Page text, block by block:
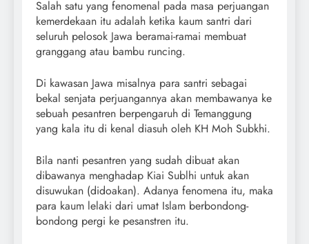
Salah satu yang fenomenal pada masa perjuangan
kemerdekaan itu adalah ketika kaum santri dari
seluruh pelosok Jawa beramai-ramai membuat
granggang atau bambu runcing.
Di kawasan Jawa misalnya para santri sebagai
bekal senjata perjuangannya akan membawanya ke
sebuah pesantren berpengaruh di Temanggung
yang kala itu di kenal diasuh oleh KH Moh Subkhi.
Bila nanti pesantren yang sudah dibuat akan
dibawanya menghadap Kiai Sublhi untuk akan
disuwukan (didoakan). Adanya fenomena itu, maka
para kaum lelaki dari umat Islam berbondong-
bondong pergi ke pesanstren itu.